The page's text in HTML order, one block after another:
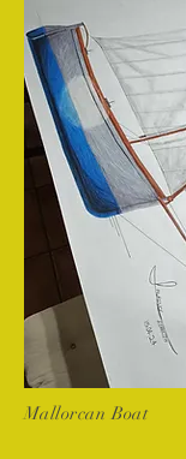
Mallorcan Boat